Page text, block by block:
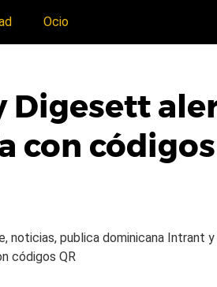
Ocio
Digesett
con códigos
noticias, publica dominicana Intrant
códigos QR